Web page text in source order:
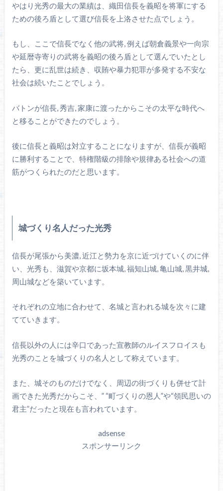
やはり光秀の最大の業績は、織田信長を義昭を将軍にする
ための後ろ盾として選び信長を上洛させた点でしょう。
もし、ここで信長でなく他の武将, 例えば朝倉義景や一向宗
や延暦寺寄りの武将を義昭の後ろ盾として選んでいたとし
たら、更に乱世は続き、収賄や暴力犯罪が多発する不安な
社会は続いたことでしょう。
バトンが信長, 秀吉, 家康に渡ったからこその太平な時代へ
と移ることができたのでしょう。
後に信長と義昭は対立することになりますが、信長が義昭
に勝利することで、特権階級の排除や規律ある社会への道
筋がつくられたのだと思います。
城づくり名人だった光秀
信長が尾張から美濃, 近江と勢力を京に近づけていくのに伴
い、光秀も、滋賀や京都に坂本城, 福知山城, 亀山城, 黒井城,
周山城などを築いています。
それぞれの立地に合わせて、名城と言われる城を次々に建
てていきます。
信長以外の人には辛口であった宣教師のルイスフロイスも
光秀のことを城づくりの名人として称えています。
また、城そのものだけでなく、周辺の街づくりも併せて計
画できた光秀だからこそ、” “町づくりの恩人”や“領民思いの
君主”だったと現在も言われています。
adsense
スポンサーリンク